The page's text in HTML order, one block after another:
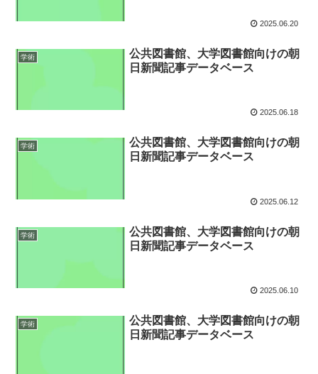
2025.06.20
学術
公共図書館、大学図書館向けの朝
日新聞記事データベース
2025.06.18
学術
公共図書館、大学図書館向けの朝
日新聞記事データベース
2025.06.12
学術
公共図書館、大学図書館向けの朝
日新聞記事データベース
2025.06.10
学術
公共図書館、大学図書館向けの朝
日新聞記事データベース